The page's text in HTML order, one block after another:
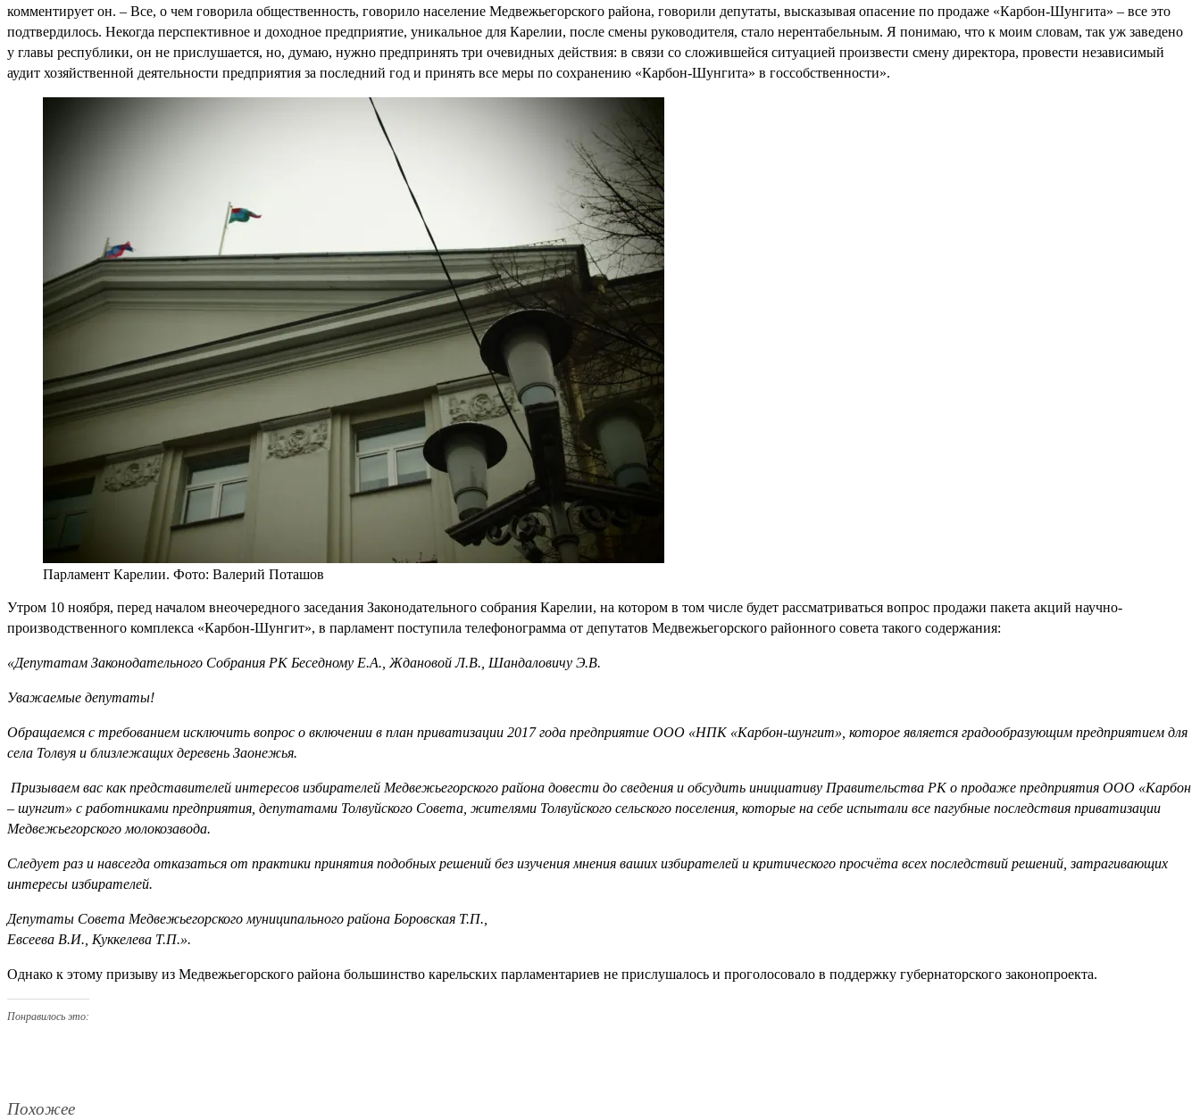
комментирует он. – Все, о чем говорила общественность, говорило население Медвежьегорского района, говорили депутаты, высказывая опасение по продаже «Карбон-Шунгита» – все это
подтвердилось. Некогда перспективное и доходное предприятие, уникальное для Карелии, после смены руководителя, стало нерентабельным. Я понимаю, что к моим словам, так уж заведено
у главы республики, он не прислушается, но, думаю, нужно предпринять три очевидных действия: в связи со сложившейся ситуацией произвести смену директора, провести независимый
аудит хозяйственной деятельности предприятия за последний год и принять все меры по сохранению «Карбон-Шунгита» в госсобственности».
Парламент Карелии. Фото: Валерий Поташов
Утром 10 ноября, перед началом внеочередного заседания Законодательного собрания Карелии, на котором в том числе будет рассматриваться вопрос продажи пакета акций научно-
производственного комплекса «Карбон-Шунгит», в парламент поступила телефонограмма от депутатов Медвежьегорского районного совета такого содержания:
«Депутатам Законодательного Собрания РК Беседному Е.А., Ждановой Л.В., Шандаловичу Э.В.
Уважаемые депутаты!
Обращаемся с требованием исключить вопрос о включении в план приватизации 2017 года предприятие ООО «НПК «Карбон-шунгит», которое является градообразующим предприятием для
села Толвуя и близлежащих деревень Заонежья.
Призываем вас как представителей интересов избирателей Медвежьегорского района довести до сведения и обсудить инициативу Правительства РК о продаже предприятия ООО «Карбон
– шунгит» с работниками предприятия, депутатами Толвуйского Совета, жителями Толвуйского сельского поселения, которые на себе испытали все пагубные последствия приватизации
Медвежьегорского молокозавода.
Следует раз и навсегда отказаться от практики принятия подобных решений без изучения мнения ваших избирателей и критического просчёта всех последствий решений, затрагивающих
интересы избирателей.
Депутаты Совета Медвежьегорского муниципального района Боровская Т.П.,
Евсеева В.И., Куккелева Т.П.».
Однако к этому призыву из Медвежьегорского района большинство карельских парламентариев не прислушалось и проголосовало в поддержку губернаторского законопроекта.
Понравилось это:
Похожее